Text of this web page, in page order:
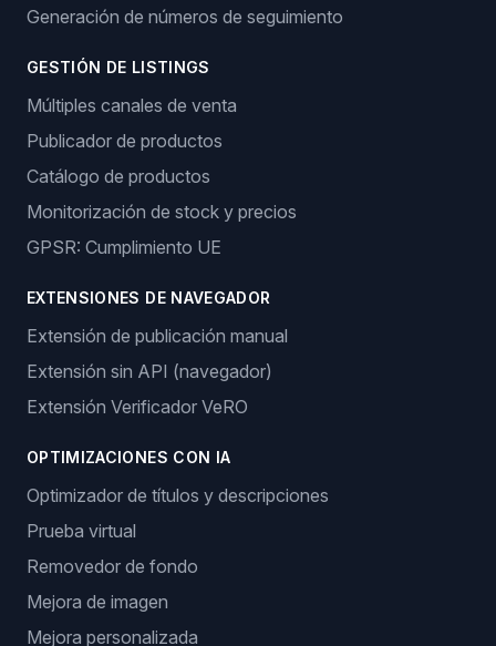
Generación de números de seguimiento
GESTIÓN DE LISTINGS
Múltiples canales de venta
Publicador de productos
Catálogo de productos
Monitorización de stock y precios
GPSR: Cumplimiento UE
EXTENSIONES DE NAVEGADOR
Extensión de publicación manual
Extensión sin API (navegador)
Extensión Verificador VeRO
OPTIMIZACIONES CON IA
Optimizador de títulos y descripciones
Prueba virtual
Removedor de fondo
Mejora de imagen
Mejora personalizada